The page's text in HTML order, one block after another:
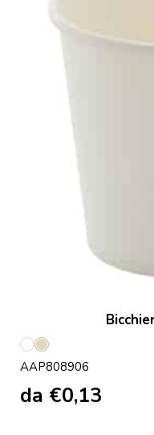
Bianco
Naturale
AAP808906
da €0,13